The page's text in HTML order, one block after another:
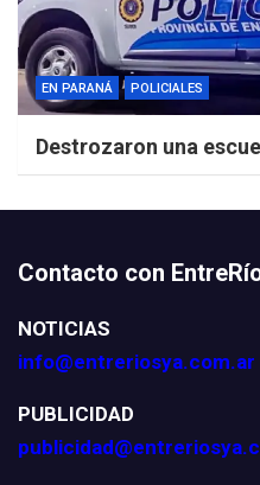
EN PARANÁ POLICIALES
Destrozaron una
Contacto con
NOTICIAS
info@entreriosya.com.ar
PUBLICIDAD